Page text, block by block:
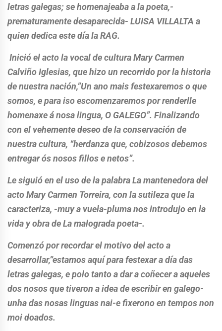
letras galegas; se homenajeaba a la poeta,-
prematuramente desaparecida- LUISA VILLALTA a
quien dedica este día la RAG.
Inició el acto la vocal de cultura Mary Carmen
Calviño Iglesias, que hizo un recorrido por la historia
de nuestra nación,”Un ano mais festexaremos o que
somos, e para iso escomenzaremos por renderlle
homenaxe á nosa lingua, O GALEGO”. Finalizando
con el vehemente deseo de la conservación de
nuestra cultura, “herdanza que, cobizosos debemos
entregar ós nosos fillos e netos”.
Le siguió en el uso de la palabra La mantenedora del
acto Mary Carmen Torreira, con la sutileza que la
caracteriza, -muy a vuela-pluma nos introdujo en la
vida y obra de La malograda poeta-.
Comenzó por recordar el motivo del acto a
desarrollar,”estamos aquí para festexar a día das
letras galegas, e polo tanto a dar a coñecer a aqueles
dos nosos que tiveron a idea de escribir en galego-
unha das nosas linguas nai-e fixerono en tempos non
moi doados.